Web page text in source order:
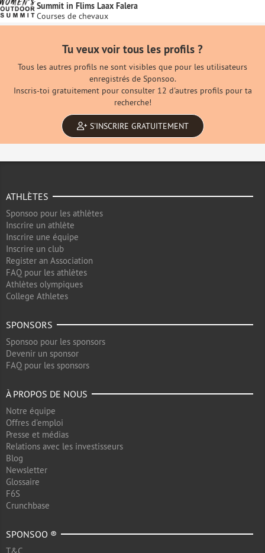
Summit in Flims Laax Falera
Courses de chevaux
Tu veux voir tous les profils ?
Tous les autres profils ne sont visibles que pour les utilisateurs
enregistrés de Sponsoo.
Inscris-toi gratuitement pour consulter 12 d'autres profils pour ta
recherche!
S'INSCRIRE GRATUITEMENT
ATHLÈTES
Sponsoo pour les athlètes
Inscrire un athlète
Inscrire une équipe
Inscrire un club
Register an Association
FAQ pour les athlètes
Athlètes olympiques
College Athletes
SPONSORS
Sponsoo pour les sponsors
Devenir un sponsor
FAQ pour les sponsors
À PROPOS DE NOUS
Notre équipe
Offres d'emploi
Presse et médias
Relations avec les investisseurs
Blog
Newsletter
Glossaire
F6S
Crunchbase
SPONSOO ®